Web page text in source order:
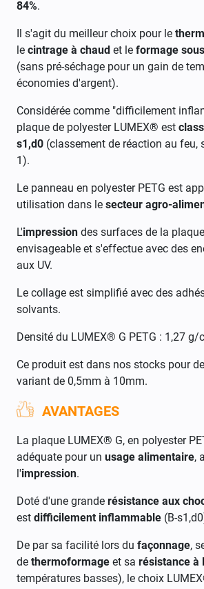
84%.
Il s'agit du meilleur choix pour le
le cintrage à chaud et le formage
(sans pré-séchage pour un gain de
économies d'argent).
Considérée comme "difficilement
plaque de polyester LUMEX® est
s1,d0 (classement de réaction au feu,
1).
Le panneau en polyester PETG est
utilisation dans le secteur agro-
L'impression des surfaces de la
envisageable et s'effectue avec des
aux UV.
Le collage est simplifié avec des
solvants.
Densité du LUMEX® G PETG : 1,27 g/
Ce produit est dans nos stocks pour
variant de 0,5mm à 10mm.
AVANTAGES
La plaque LUMEX® G, en polyester
adéquate pour un usage alimentaire,
l'impression.
Doté d'une grande résistance aux
est difficilement inflammable (B-
De par sa facilité lors du façonnage,
de thermoformage et sa résistance à
températures basses), le choix